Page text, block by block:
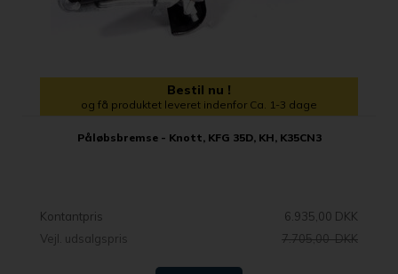
Bestil nu !
og få produktet leveret indenfor Ca. 1-3 dage
Påløbsbremse - Knott, KFG 35D, KH, K35CN3
Kontantpris
6.935,00 DKK
Vejl. udsalgspris
7.705,00 DKK